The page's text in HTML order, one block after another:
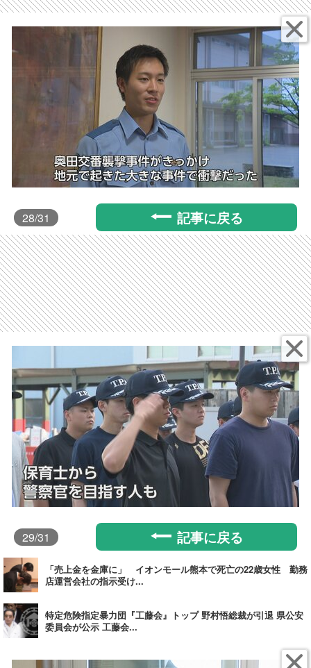
28/31 記事に戻る
29/31 記事に戻る
「売上金を金庫に」 イオンモール熊本で死亡の22歳女性 勤務
店運営会社の指示受け...
特定危険指定暴力団『工藤会』トップ 野村悟総裁が引退 県公安
委員会が公示 工藤会...